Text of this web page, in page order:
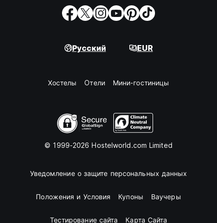
Русский EUR
Хостелы Oтели Мини-гостиницы
© 1999-2026 Hostelworld.com Limited
Уведомление о защите персональных данных
Положения и Условия Купоны Ваучеры
Тестирование сайта Карта Сайта